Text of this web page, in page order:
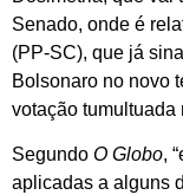
Senado, onde é
(PP-SC), que já
Bolsonaro no novo
votação tumultuada
Segundo O Globo,
aplicadas a alguns